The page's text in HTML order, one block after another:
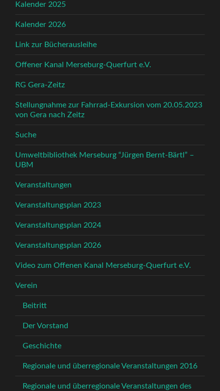
Kalender 2025
Kalender 2026
Link zur Bücherausleihe
Offener Kanal Merseburg-Querfurt e.V.
RG Gera-Zeitz
Stellungnahme zur Fahrrad-Exkursion vom 20.05.2023
von Gera nach Zeitz
Suche
Umweltbibliothek Merseburg “Jürgen Bernt-Bärtl” –
UBM
Veranstaltungen
Veranstaltungsplan 2023
Veranstaltungsplan 2024
Veranstaltungsplan 2026
Video zum Offenen Kanal Merseburg-Querfurt e.V.
Verein
Beitritt
Der Vorstand
Geschichte
Regionale und überregionale Veranstaltungen 2016
Regionale und überregionale Veranstaltungen des